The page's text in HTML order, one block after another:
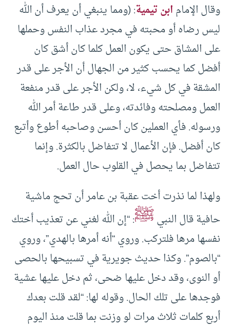
وقال الإمامابن تيمية: (ومما ينبغي أن يعرف أن الله
ليس رضاه أو محبته في مجرد عذاب النفس وحملها
على المشاق حتى يكون العمل كلما كان أشق كان
أفضل كما يحسب كثير من الجهال أن ‌الأجر على قدر
‌المشقة في كل شيء، لا، ولكن ‌الأجر على قدر منفعة
العمل ومصلحته وفائدته، وعلى قدر طاعة أمر الله
ورسوله. فأي العملين كان أحسن وصاحبه أطوع وأتبع
كان أفضل. فإن الأعمال لا تتفاضل بالكثرة. وإنما
تتفاضل بما يحصل في القلوب حال العمل.
ولهذا لما نذرت أخت عقبة بن عامر أن تحج ماشية
حافية قال النبيﷺ: “إن الله لغني عن تعذيب أختك
نفسها مرها فلتركب. وروي “أنه أمرها بالهدي”، وروي
“بالصوم”. وكذا حديث جويرية في تسبيحها بالحصى
أو النوى، وقد دخل عليها ضحى، ثم دخل عليها عشية
فوجدها على تلك الحال. وقوله لها: “لقد قلت بعدك
أربع كلمات ثلاث مرات لو وزنت بما قلت منذ اليوم